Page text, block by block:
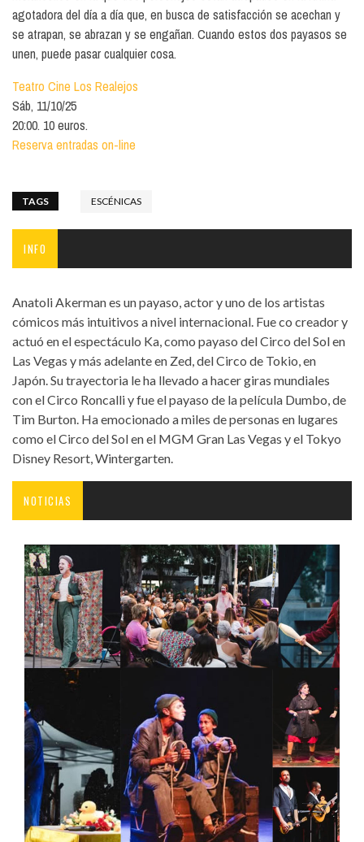
agotadora del día a día que, en busca de satisfacción se acechan y
se atrapan, se abrazan y se engañan. Cuando estos dos payasos se
unen, puede pasar cualquier cosa.
Teatro Cine Los Realejos
Sáb, 11/10/25
20:00. 10 euros.
Reserva entradas on-line
TAGS ESCÉNICAS
INFO
Anatoli Akerman es un payaso, actor y uno de los artistas
cómicos más intuitivos a nivel internacional. Fue co creador y
actuó en el espectáculo Ka, como payaso del Circo del Sol en
Las Vegas y más adelante en Zed, del Circo de Tokio, en
Japón. Su trayectoria le ha llevado a hacer giras mundiales
con el Circo Roncalli y fue el payaso de la película Dumbo, de
Tim Burton. Ha emocionado a miles de personas en lugares
como el Circo del Sol en el MGM Gran Las Vegas y el Tokyo
Disney Resort, Wintergarten.
NOTICIAS